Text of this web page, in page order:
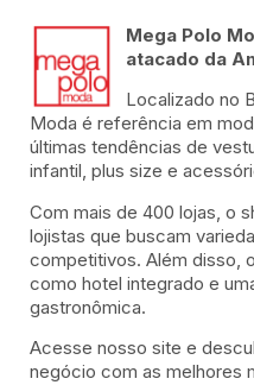
Mega Polo
atacado da
Localizado no
Moda é referência em
últimas tendências de
infantil, plus size e
Com mais de 400 lojas, o
lojistas que buscam
competitivos. Além disso,
como hotel integrado e
gastronômica.
Acesse nosso site e
negócio com as melhores